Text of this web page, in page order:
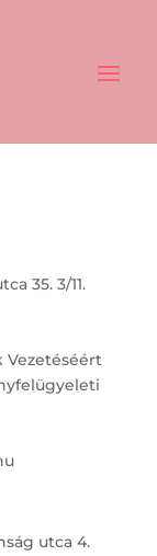
35. 3/11.
Vezetéséért
utca 4.